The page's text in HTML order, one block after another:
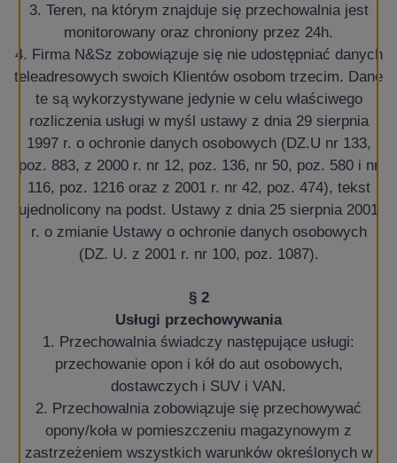
3. Teren, na którym znajduje się przechowalnia jest
monitorowany oraz chroniony przez 24h.
4. Firma N&Sz zobowiązuje się nie udostępniać danych
teleadresowych swoich Klientów osobom trzecim. Dane
te są wykorzystywane jedynie w celu właściwego
rozliczenia usługi w myśl ustawy z dnia 29 sierpnia
1997 r. o ochronie danych osobowych (DZ.U nr 133,
poz. 883, z 2000 r. nr 12, poz. 136, nr 50, poz. 580 i nr
116, poz. 1216 oraz z 2001 r. nr 42, poz. 474), tekst
ujednolicony na podst. Ustawy z dnia 25 sierpnia 2001
r. o zmianie Ustawy o ochronie danych osobowych
(DZ. U. z 2001 r. nr 100, poz. 1087).
§ 2
Usługi przechowywania
1. Przechowalnia świadczy następujące usługi:
przechowanie opon i kół do aut osobowych,
dostawczych i SUV i VAN.
2. Przechowalnia zobowiązuje się przechowywać
opony/koła w pomieszczeniu magazynowym z
zastrzeżeniem wszystkich warunków określonych w